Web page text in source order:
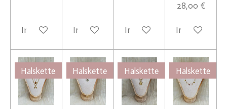
In den WarenkorbIn den WarenkorbIn den Warenkorb
28,00 €
In den
Halskette Halskette Halskette Halskette